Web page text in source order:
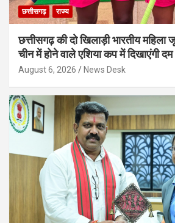
छत्तीसगढ़ राज्य
छत्तीसगढ़ की दो खिलाड़ी भारतीय महिला
चीन में होने वाले एशिया कप में दिखाएंगी दम
August 6, 2026 News Desk